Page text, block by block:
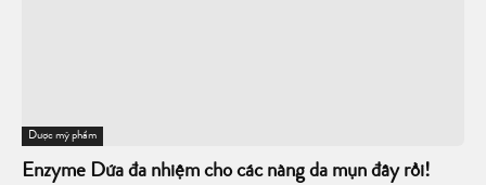
Dược mỹ phẩm
Enzyme Dứa đa nhiệm cho các nàng da mụn đây rồi!